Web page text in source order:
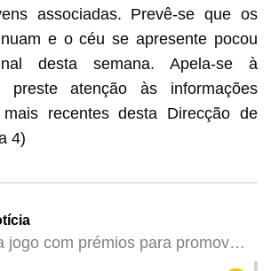
associadas. Prevê-se que os
e o céu se apresente pocou
desta semana. Apela-se à
preste atenção às informações
mais recentes desta Direcção de
4)
jogo com prémios para promover